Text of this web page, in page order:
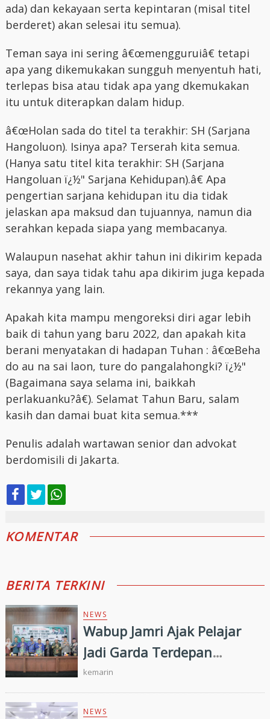
ada) dan kekayaan serta kepintaran (misal titel
berderet) akan selesai itu semua).
Teman saya ini sering â€œmengguruiâ€ tetapi
apa yang dikemukakan sungguh menyentuh hati,
terlepas bisa atau tidak apa yang dkemukakan
itu untuk diterapkan dalam hidup.
â€œHolan sada do titel ta terakhir: SH (Sarjana
Hangoluon). Isinya apa? Terserah kita semua.
(Hanya satu titel kita terakhir: SH (Sarjana
Hangoluan ï¿½" Sarjana Kehidupan).â€ Apa
pengertian sarjana kehidupan itu dia tidak
jelaskan apa maksud dan tujuannya, namun dia
serahkan kepada siapa yang membacanya.
Walaupun nasehat akhir tahun ini dikirim kepada
saya, dan saya tidak tahu apa dikirim juga kepada
rekannya yang lain.
Apakah kita mampu mengoreksi diri agar lebih
baik di tahun yang baru 2022, dan apakah kita
berani menyatakan di hadapan Tuhan : â€œBeha
do au na sai laon, ture do pangalahongki? ï¿½"
(Bagaimana saya selama ini, baikkah
perlakuanku?â€). Selamat Tahun Baru, salam
kasih dan damai buat kita semua.***
Penulis adalah wartawan senior dan advokat
berdomisili di Jakarta.
KOMENTAR
BERITA TERKINI
NEWS
Wabup Jamri Ajak Pelajar
Jadi Garda Terdepan
Merawat Kerukunan di Era
Digital
kemarin
NEWS